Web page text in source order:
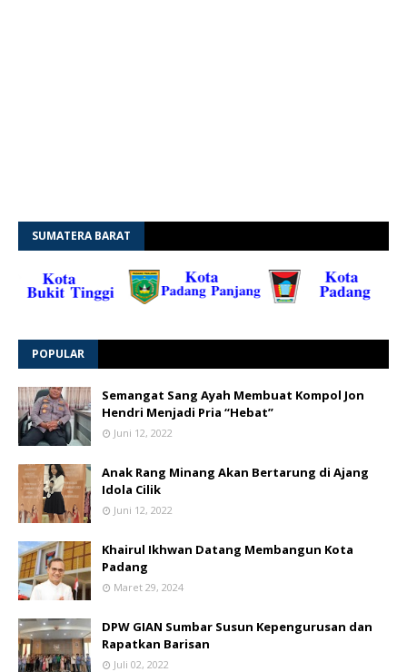
SUMATERA BARAT
POPULAR
Semangat Sang Ayah Membuat Kompol Jon
Hendri Menjadi Pria “Hebat”
Juni 12, 2022
Anak Rang Minang Akan Bertarung di Ajang
Idola Cilik
Juni 12, 2022
Khairul Ikhwan Datang Membangun Kota
Padang
Maret 29, 2024
DPW GIAN Sumbar Susun Kepengurusan dan
Rapatkan Barisan
Juli 02, 2022